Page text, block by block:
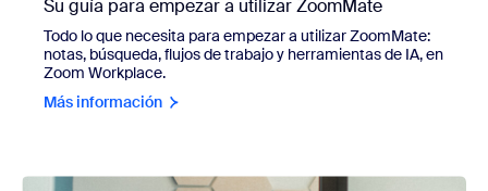
Su guía para empezar a utilizar ZoomMate
Todo lo que necesita para empezar a utilizar ZoomMate:
notas, búsqueda, flujos de trabajo y herramientas de IA, en
Zoom Workplace.
Más información